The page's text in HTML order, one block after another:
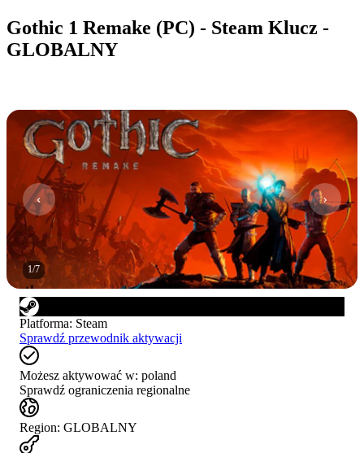
Gothic 1 Remake (PC) - Steam Klucz -
GLOBALNY
1/7
Platforma: Steam
Sprawdź przewodnik aktywacji
Możesz aktywować w: poland
Sprawdź ograniczenia regionalne
Region: GLOBALNY